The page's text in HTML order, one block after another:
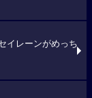
イレーンがめっち